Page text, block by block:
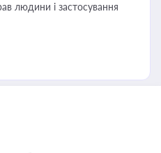
людини і застосування